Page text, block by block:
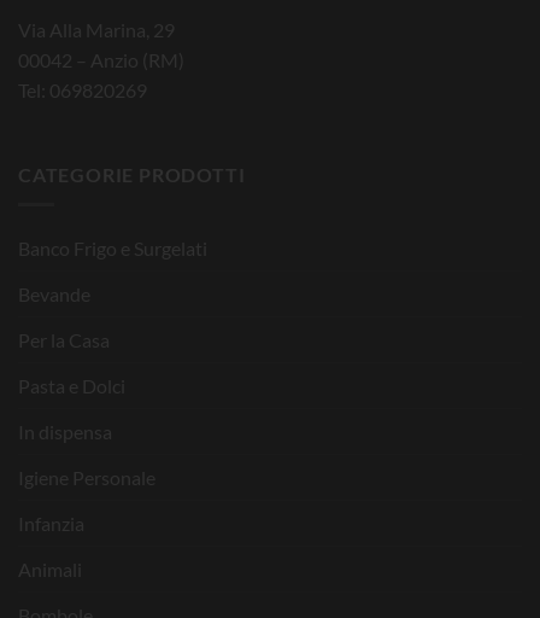
Via Alla Marina, 29
00042 – Anzio (RM)
Tel: 069820269
CATEGORIE PRODOTTI
Banco Frigo e Surgelati
Bevande
Per la Casa
Pasta e Dolci
In dispensa
Igiene Personale
Infanzia
Animali